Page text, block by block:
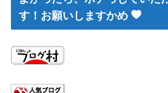
す！お願いしますかめ